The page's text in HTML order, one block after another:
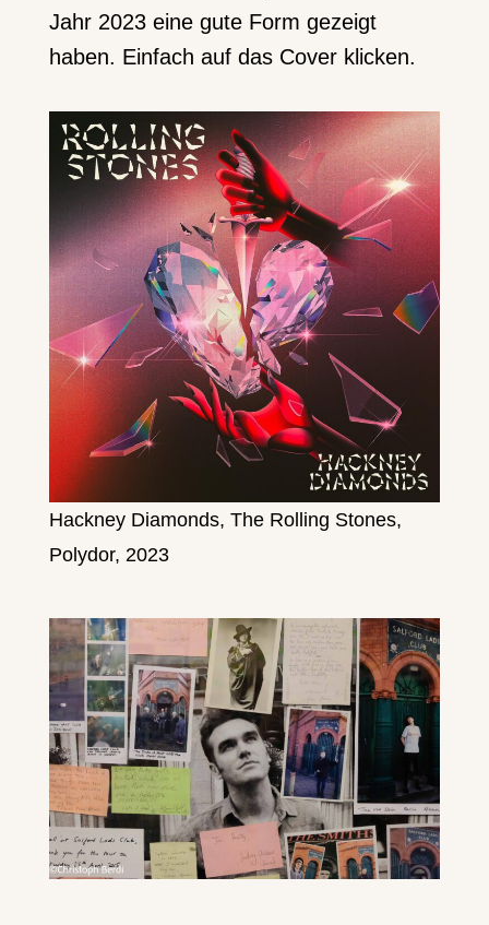
Jahr 2023 eine gute Form gezeigt
haben. Einfach auf das Cover klicken.
Hackney Diamonds, The Rolling Stones,
Polydor, 2023